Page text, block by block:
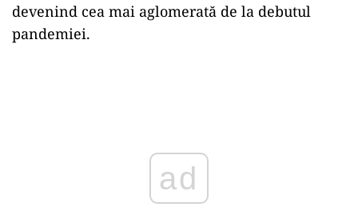
devenind cea mai aglomerată de la debutul
pandemiei.